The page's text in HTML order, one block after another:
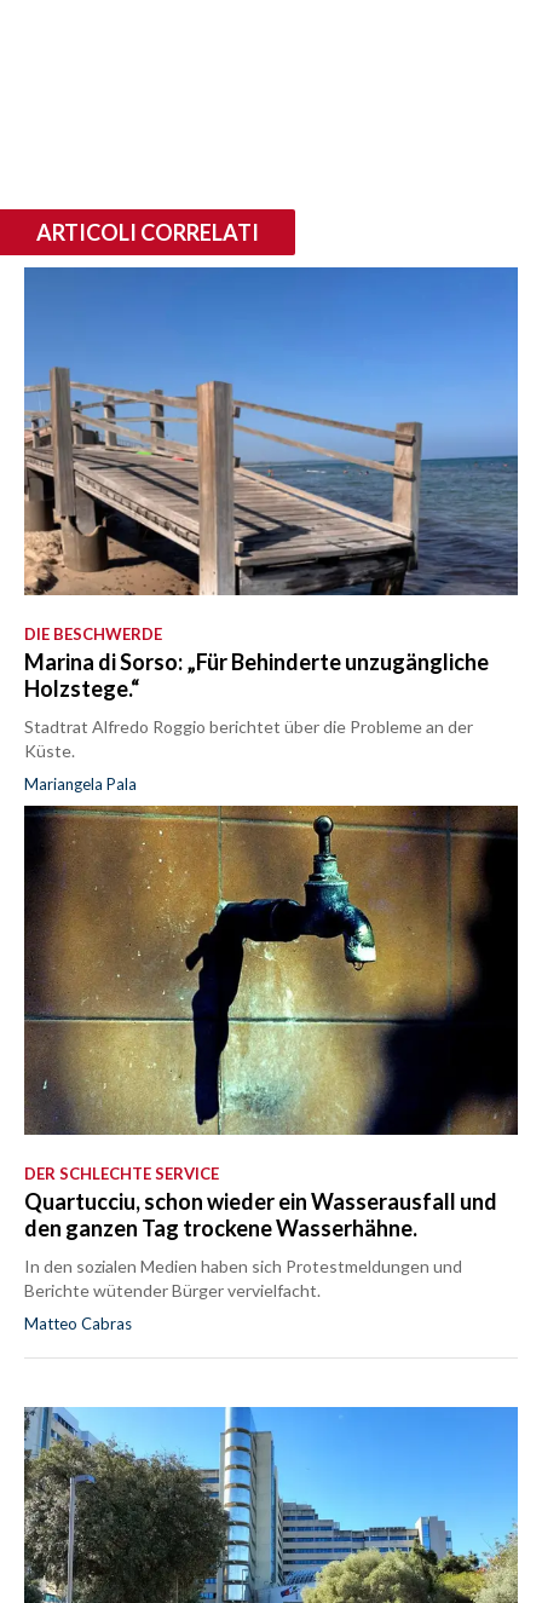
ARTICOLI CORRELATI
DIE BESCHWERDE
Marina di Sorso: „Für Behinderte unzugängliche
Holzstege.“
Stadtrat Alfredo Roggio berichtet über die Probleme an der
Küste.
Mariangela Pala
DER SCHLECHTE SERVICE
Quartucciu, schon wieder ein Wasserausfall und
den ganzen Tag trockene Wasserhähne.
In den sozialen Medien haben sich Protestmeldungen und
Berichte wütender Bürger vervielfacht.
Matteo Cabras